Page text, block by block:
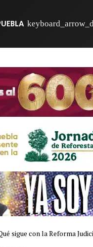
sigue con la Reforma